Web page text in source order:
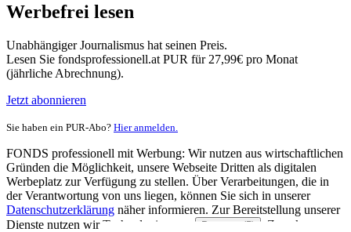
Werbefrei lesen
Unabhängiger Journalismus hat seinen Preis.
Lesen Sie fondsprofessionell.at PUR für 27,99€ pro Monat
(jährliche Abrechnung).
Jetzt abonnieren
Sie haben ein PUR-Abo? Hier anmelden.
FONDS professionell mit Werbung: Wir nutzen aus wirtschaftlichen
Gründen die Möglichkeit, unsere Webseite Dritten als digitalen
Werbeplatz zur Verfügung zu stellen. Über Verarbeitungen, die in
der Verantwortung von uns liegen, können Sie sich in unserer
Datenschutzerklärung näher informieren. Zur Bereitstellung unserer
Dienste nutzen wir Technologien von
Partnern (5)
. Zwecke: